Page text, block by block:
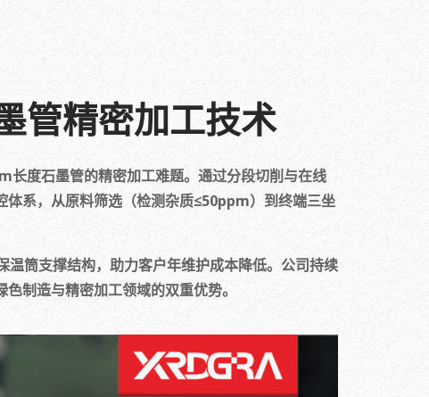
管精密加工技术
度石墨管的精密加工难题。通过分段切削与在线
系，从原料筛选（检测杂质≤50ppm）到终端三坐
筒支撑结构，助力客户年维护成本降低。公司持续
制造与精密加工领域的双重优势。